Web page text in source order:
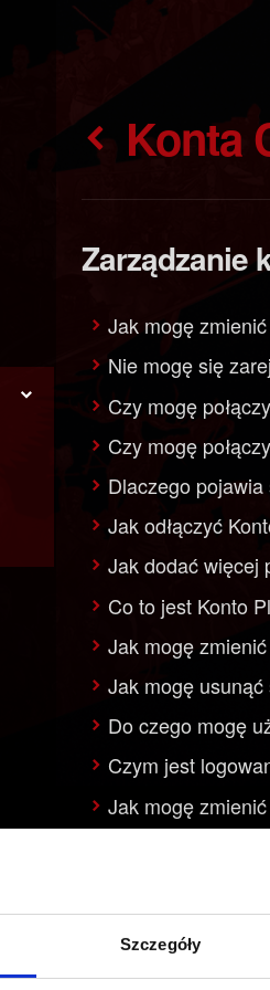
Szczegóły
Zarządzanie
Jak mogę
Nie mogę się
Czy mogę
Czy mogę
Dlaczego pojawia
Jak odłączyć
Jak dodać więcej
Co to jest Konto
Jak mogę
Jak mogę
Do czego mogę
Czym jest
Jak mogę